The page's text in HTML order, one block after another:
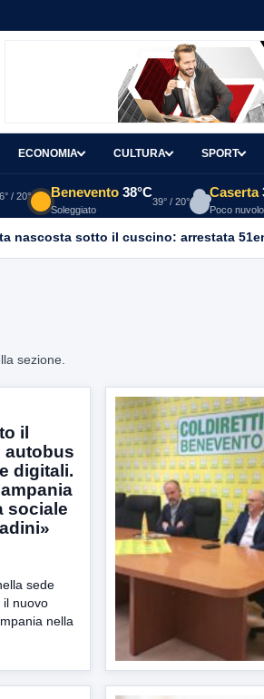
ECONOMIA CULTURA SPORT
/ 20° Benevento 38°C
Soleggiato
39° / 20°
Caserta
Poco
nascosta sotto il cuscino: arrestata
sezione.
il
autobus
digitali.
sociale
sede
il nuovo
nella